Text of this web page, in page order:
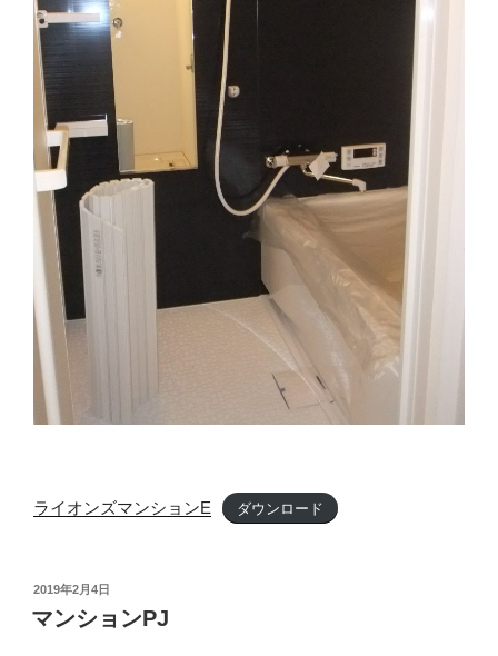
ライオンズマンションE ダウンロード
投
稿
日:
2019年2月4日
マンションPJ